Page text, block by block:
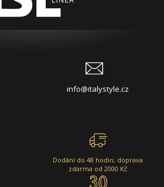
info@italystyle.cz
Dodání do 48 hodin, doprava
zdarma od 2000 Kč